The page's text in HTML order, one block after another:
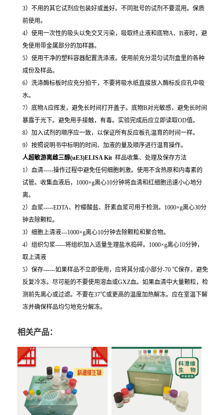
3）不用的其它试剂应包装好或盖好。不同批号的试剂不要混用。保质
前使用。
4）使用一次性的吸头以免交叉污染，吸取终止液和底物A、B液时，避
免使用带金属部分的加样器。
5）使用干净的塑料容器配置洗涤液。使用前充分混匀试剂盒里的各种
成份及样品。
6）洗涤酶标板时应充分拍干，不要将吸水纸直接放入酶标反应孔中吸
水。
7）底物A应挥发，避免长时间打开盖子。底物B对光敏感，避免长时间
暴露于光下。避免用手接触，有毒。实验完成后应立即读取OD值。
8）加入试剂的顺序应一致，以保证所有反应板孔温育的时间一样。
9）按照说明书中标明的时间、加液的量及顺序进行温育操作。
人超敏游离雌三醇(uE3)ELISA Kit 样品收集、处理及保存方法
1）血清-----操作过程中避免任何细胞刺激。使用不含热原和内毒素的
试管。收集血液后，1000×g离心10分钟将血清和红细胞迅速小心地分
离。
2）血浆-----EDTA、柠檬酸盐、肝素血浆可用于检测。1000×g离心30分
钟去除颗粒。
3）细胞上清液---1000×g离心10分钟去除颗粒和聚合物。
4）组织匀浆-----将组织加入适量生理盐水捣碎。1000×g离心10分钟，
取上清液
5）保存------如果样品不立即使用，应将其分成小部分-70 ℃保存，避免
反复冷冻。尽可能的不要使用溶血或GXZ血。如果血清中大量颗粒，检
测前先离心或过滤。不要在37℃或更高的温度加热解冻。应在室温下解
冻并确保样品均匀地充分解冻。
相关产品：